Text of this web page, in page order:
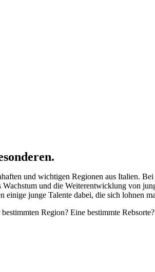
und wichtigen Regionen aus Italien.
Wachstum und die Weiterentwicklung von
einige junge Talente dabei, die sich lohnen
Region? Eine bestimmte